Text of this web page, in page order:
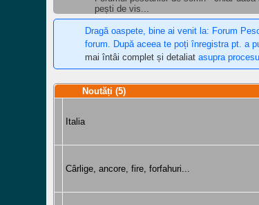
pești de vis...
Dragă oaspete, bine ai venit la: Forum
forum. După aceea te poți înregistra pt. a
mai întâi complet și detaliatasupra
Noutăți (5)
Italia
Cârlige, ancore, fire, forfahuri...